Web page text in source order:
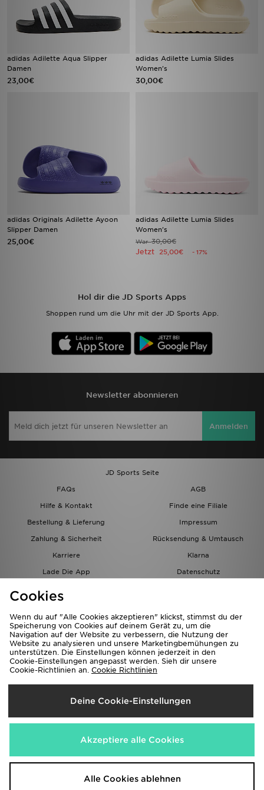
adidas Adilette Aqua Slipper
Damen
23,00€
adidas Adilette Lumia Slides
Women's
30,00€
adidas Originals Adilette Ayoon
Slipper Damen
25,00€
adidas Adilette Lumia Slides
Women's
War30,00€
Jetzt 25,00€ - 17%
Hol dir die JD Sports Apps
Shoppen rund um die Uhr mit der JD Sports App.
Newsletter abonnieren
Anmelden
JD Sports Seite
FAQs
AGB
Hilfe & Kontakt
Finde eine Filiale
Bestellung & Lieferung
Impressum
Zahlung & Sicherheit
Rücksendung & Umtausch
Karriere
Klarna
Lade Die App
Datenschutz
Lieferung Nach
Österreich
Wir akzeptieren folgende Zahlungsmethoden
Corporate Website www.jdplc.com
Cookies
Wenn du auf "Alle Cookies akzeptieren" klickst, stimmst du der
Speicherung von Cookies auf deinem Gerät zu, um die
Navigation auf der Website zu verbessern, die Nutzung der
Website zu analysieren und unsere Marketingbemühungen zu
unterstützen. Die Einstellungen können jederzeit in den
Cookie-Einstellungen angepasst werden. Sieh dir unsere
Cookie-Richtlinien an. Cookie Richtlinien
Deine Cookie-Einstellungen
Akzeptiere alle Cookies
Alle Cookies ablehnen